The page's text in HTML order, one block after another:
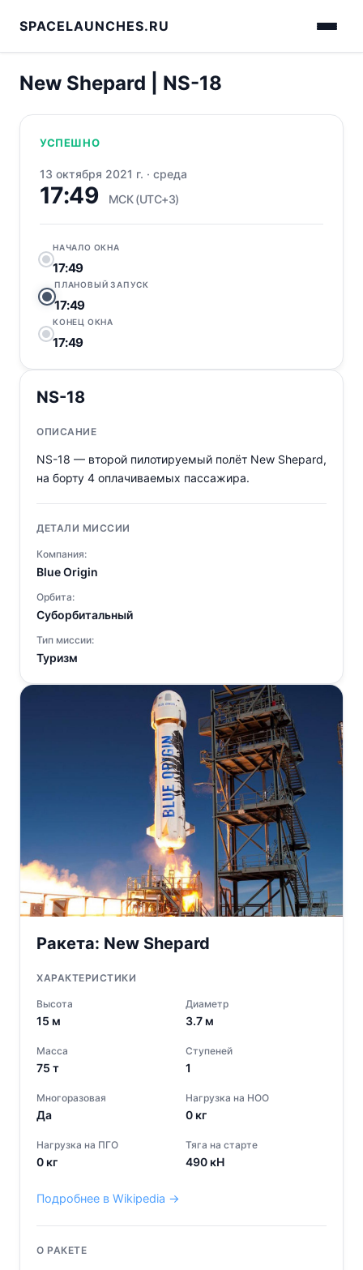
SPACELAUNCHES.RU
New Shepard | NS-18
УСПЕШНО
13 октября 2021 г. · среда
17:49 МСК (UTC+3)
НАЧАЛО ОКНА
17:49
ПЛАНОВЫЙ ЗАПУСК
17:49
КОНЕЦ ОКНА
17:49
NS-18
ОПИСАНИЕ
NS-18 — второй пилотируемый полёт New Shepard,
на борту 4 оплачиваемых пассажира.
ДЕТАЛИ МИССИИ
Компания:
Blue Origin
Орбита:
Суборбитальный
Тип миссии:
Туризм
Ракета: New Shepard
ХАРАКТЕРИСТИКИ
Высота
15 м
Диаметр
3.7 м
Масса
75 т
Ступеней
1
Многоразовая
Да
Нагрузка на НОО
0 кг
Нагрузка на ПГО
0 кг
Тяга на старте
490 кН
Подробнее в Wikipedia →
О РАКЕТЕ